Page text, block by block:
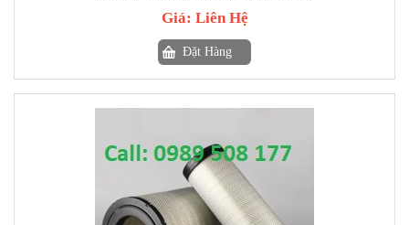
Giá: Liên Hệ
Đặt Hàng